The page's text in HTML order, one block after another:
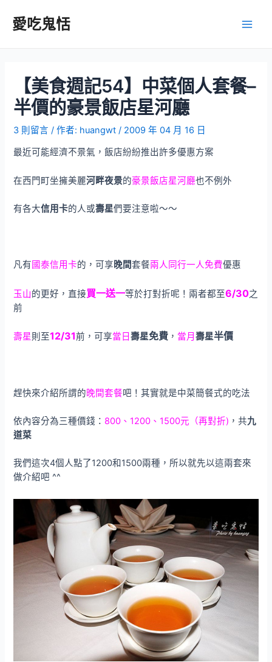
愛吃鬼恬
【美食週記54】中菜個人套餐–
半價的豪景飯店星河廳
3 則留言 / 作者: huangwt/ 2009 年 04 月 16 日
最近可能經濟不景氣，飯店紛紛推出許多優惠方案
在西門町坐擁美麗河畔夜景的豪景飯店星河廳也不例外
有各大信用卡的人或壽星們要注意啦～～
凡有 國泰信用卡的，可享晚間套餐兩人同行一人免費優惠
玉山的更好，直接買一送一等於打對折呢！兩者都至6/30之
前
壽星則至12/31前，可享當日壽星免費 ， 當月壽星半價
趕快來介紹所謂的晚間套餐吧！其實就是中菜簡餐式的吃法
依內容分為三種價錢： 800、1200、1500元（再對折) ，共九
道菜
我們這次4個人點了1200和1500兩種，所以就先以這兩套來
做介紹吧 ^^